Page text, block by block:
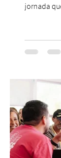
jornada
agosto, el
escenario
banda que
de
marcado
La jornad